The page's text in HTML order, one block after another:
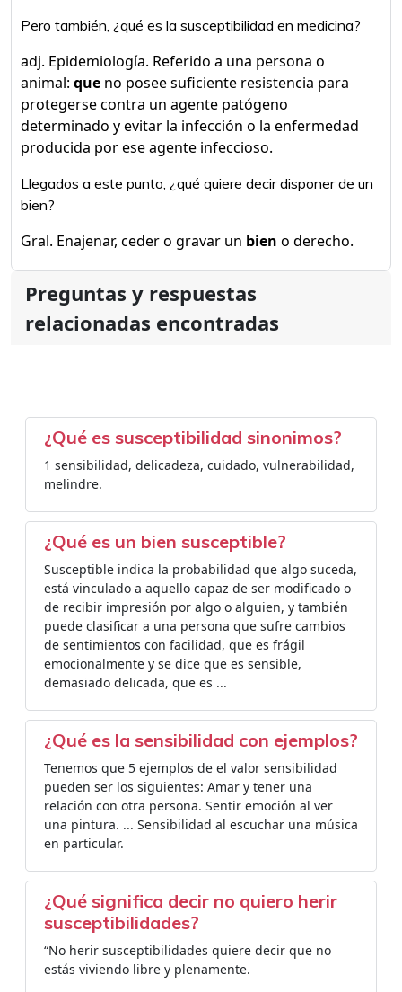
Pero también, ¿qué es la susceptibilidad en medicina?
adj. Epidemiología. Referido a una persona o
animal: que no posee suficiente resistencia para
protegerse contra un agente patógeno
determinado y evitar la infección o la enfermedad
producida por ese agente infeccioso.
Llegados a este punto, ¿qué quiere decir disponer de un
bien?
Gral. Enajenar, ceder o gravar un bien o derecho.
Preguntas y respuestas
relacionadas encontradas
¿Qué es susceptibilidad sinonimos?
1 sensibilidad, delicadeza, cuidado, vulnerabilidad,
melindre.
¿Qué es un bien susceptible?
Susceptible indica la probabilidad que algo suceda,
está vinculado a aquello capaz de ser modificado o
de recibir impresión por algo o alguien, y también
puede clasificar a una persona que sufre cambios
de sentimientos con facilidad, que es frágil
emocionalmente y se dice que es sensible,
demasiado delicada, que es ...
¿Qué es la sensibilidad con ejemplos?
Tenemos que 5 ejemplos de el valor sensibilidad
pueden ser los siguientes: Amar y tener una
relación con otra persona. Sentir emoción al ver
una pintura. ... Sensibilidad al escuchar una música
en particular.
¿Qué significa decir no quiero herir
susceptibilidades?
“No herir susceptibilidades quiere decir que no
estás viviendo libre y plenamente.